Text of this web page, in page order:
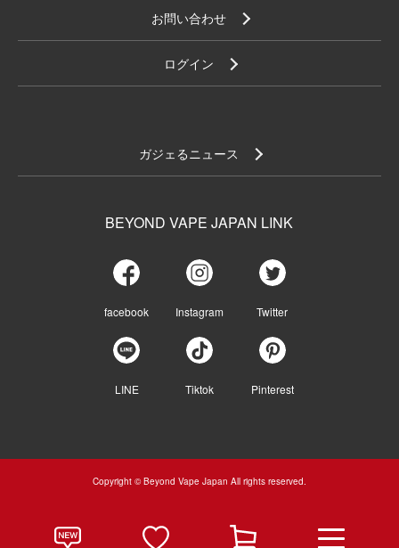
お問い合わせ
ログイン
ガジェるニュース
BEYOND VAPE JAPAN LINK
facebook Instagram Twitter
LINE Tiktok Pinterest
Copyright © Beyond Vape Japan All rights reserved.